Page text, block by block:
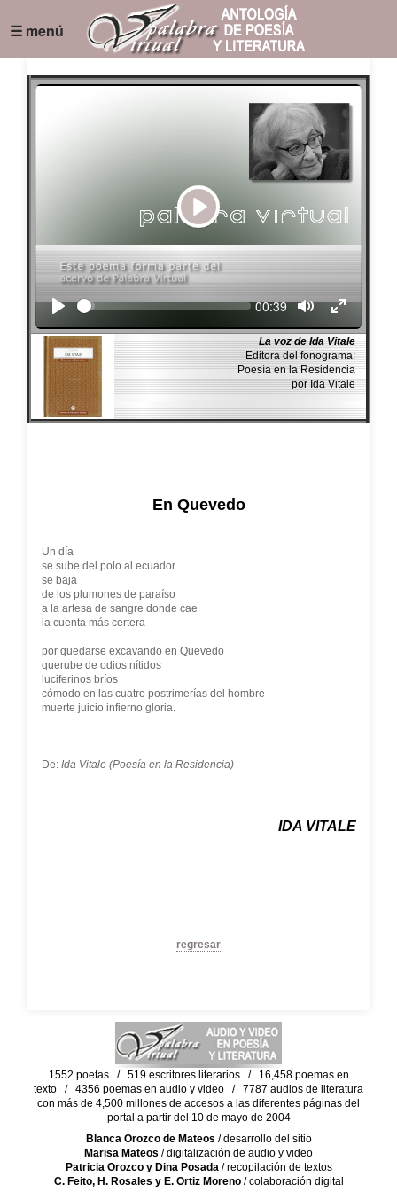
☰ menú
Play
Seek Current
00:39
La voz de Ida Vitale
Editora del fonograma:
Poesía en la Residencia
por Ida Vitale
En Quevedo
Un día
se sube del polo al ecuador
se baja
de los plumones de paraíso
a la artesa de sangre donde cae
la cuenta más certera
por quedarse excavando en Quevedo
querube de odios nítidos
luciferinos bríos
cómodo en las cuatro postrimerías del hombre
muerte juicio infierno gloria.
De: Ida Vitale (Poesía en la Residencia)
IDA VITALE
regresar
1552 poetas / 519 escritores literarios / 16,458 poemas en
texto / 4356 poemas en audio y video / 7787 audios de literatura
con más de 4,500 millones de accesos a las diferentes páginas del
portal a partir del 10 de mayo de 2004
Blanca Orozco de Mateos / desarrollo del sitio
Marisa Mateos / digitalización de audio y video
Patricia Orozco y Dina Posada/ recopilación de textos
C. Feito, H. Rosales y E. Ortiz Moreno/ colaboración digital